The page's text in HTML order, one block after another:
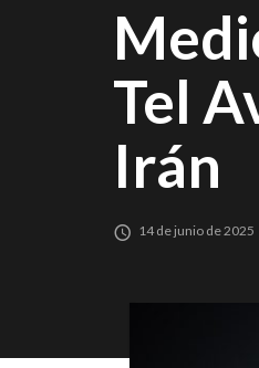
Tel
Irán
14 de junio de 2025